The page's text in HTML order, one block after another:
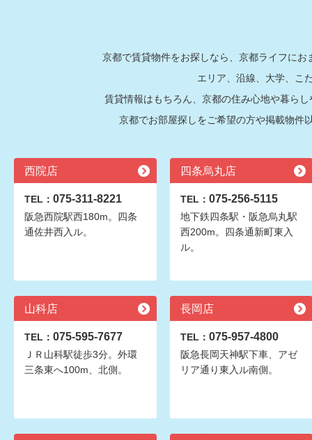
京都で賃貸物件をお探しなら、京都ライフに
エリア、沿線、大学、こ
賃貸情報はもちろん、京都の住み心地や暮ら
京都でお部屋探しをご希望の方や掲載物件
西院店
TEL： 075-311-8221
阪急西院駅西180m。四条
通佐井西入ル。
四条烏丸店
TEL： 075-256-5115
地下鉄四条駅・阪急烏丸駅
西200m。四条通新町東入
ル。
山科店
TEL： 075-595-7677
ＪＲ山科駅徒歩3分。外環
三条東へ100m、北側。
長岡店
TEL： 075-957-4800
阪急長岡天神駅下車、アゼ
リア通り東入ル南側。